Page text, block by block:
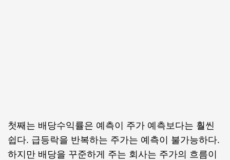
첫째는 배당수익률은 예측이 주가 예측보다는 훨씬
쉽다. 급등락을 반복하는 주가는 예측이 불가능하다.
하지만 배당을 꾸준하게 주는 회사는 주가의 흐름이